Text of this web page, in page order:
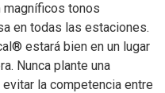
magníficos tonos
en todas las estaciones.
estará bien en un lugar
Nunca plante una
la competencia entre